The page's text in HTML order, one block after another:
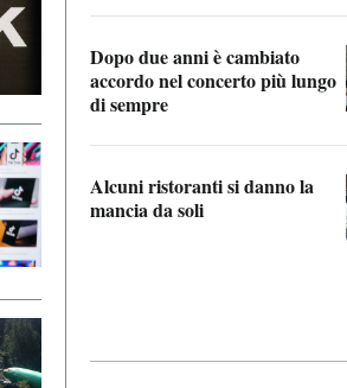
Dopo due anni è cambiato
accordo nel concerto più lungo
di sempre
Alcuni ristoranti si danno la
mancia da soli